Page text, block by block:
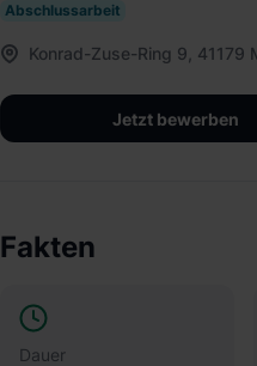
Abschlussarbeit
Konrad-Zuse-Ring 9, 41179
Jetzt bewerben
Fakten
Dauer